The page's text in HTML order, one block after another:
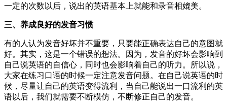
一定的次数以后，说出的英语基本上就能和录音相媲美。
三、养成良好的发音习惯
有的人认为发音好坏并不重要，只要能正确表达自己的意图就
好。其实，这是一个错误的想法。因为，发音的好坏会影响到
自己说英语的自信心，同时也会影响着自己的听力。所以说，
大家在练习口语的时候一定注意发音问题。在自己说英语的时
候，尽量让自己的英语变得流利，当自己能说出一口流利的英
语以后，我们就需要不断模仿，不断修正自己的发音。